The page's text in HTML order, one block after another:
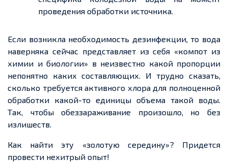
проведения обработки источника.
Если возникла необходимость дезинфекции, то вода
наверняка сейчас представляет из себя «компот из
химии и биологии» в неизвестно какой пропорции
непонятно каких составляющих. И трудно сказать,
сколько требуется активного хлора для полноценной
обработки какой-то единицы объема такой воды.
Так, чтобы обеззараживание произошло, но без
излишеств.
Как найти эту «золотую середину»? Придется
провести нехитрый опыт!